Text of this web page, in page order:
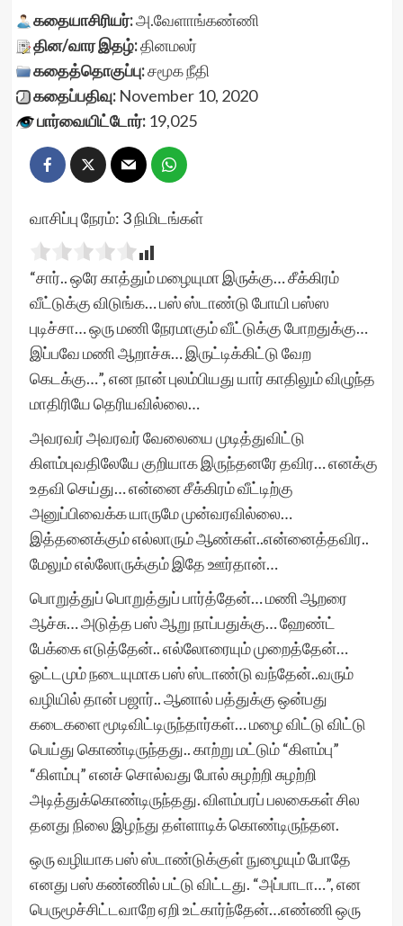
கதையாசிரியர்:அ.வேளாங்கண்ணி
தின/வார இதழ்:தினமலர்
கதைத்தொகுப்பு:சமூக நீதி
கதைப்பதிவு:November 10, 2020
பார்வையிட்டோர்:19,025
வாசிப்பு நேரம்: 3நிமிடங்கள்
“சார்.. ஒரே காத்தும் மழையுமா இருக்கு… சீக்கிரம்
வீட்டுக்கு விடுங்க… பஸ் ஸ்டாண்டு போயி பஸ்ஸ
புடிச்சா… ஒரு மணி நேரமாகும் வீட்டுக்கு போறதுக்கு…
இப்பவே மணி ஆறாச்சு… இருட்டிக்கிட்டு வேற
கெடக்கு…”, என நான் புலம்பியது யார் காதிலும் விழுந்த
மாதிரியே தெரியவில்லை…
அவரவர் அவரவர் வேலையை முடித்துவிட்டு
கிளம்புவதிலேயே குறியாக இருந்தனரே தவிர… எனக்கு
உதவி செய்து… என்னை சீக்கிரம் வீட்டிற்கு
அனுப்பிவைக்க யாருமே முன்வரவில்லை…
இத்தனைக்கும் எல்லாரும் ஆண்கள்..என்னைத்தவிர..
மேலும் எல்லோருக்கும் இதே ஊர்தான்…
பொறுத்துப் பொறுத்துப் பார்த்தேன்… மணி ஆறரை
ஆச்சு… அடுத்த பஸ் ஆறு நாப்பதுக்கு… ஹேண்ட்
பேக்கை எடுத்தேன்.. எல்லோரையும் முறைத்தேன்…
ஓட்டமும் நடையுமாக பஸ் ஸ்டாண்டு வந்தேன்..வரும்
வழியில் தான் பஜார்.. ஆனால் பத்துக்கு ஒன்பது
கடைகளை மூடிவிட்டிருந்தார்கள்… மழை விட்டு விட்டு
பெய்து கொண்டிருந்தது.. காற்று மட்டும் “கிளம்பு”
“கிளம்பு” எனச் சொல்வது போல் சுழற்றி சுழற்றி
அடித்துக்கொண்டிருந்தது. விளம்பரப் பலகைகள் சில
தனது நிலை இழந்து தள்ளாடிக் கொண்டிருந்தன.
ஒரு வழியாக பஸ் ஸ்டாண்டுக்குள் நுழையும் போதே
எனது பஸ் கண்ணில் பட்டு விட்டது. “அப்பாடா…”, என
பெருமூச்சிட்டவாறே ஏறி உட்கார்ந்தேன்…எண்ணி ஒரு